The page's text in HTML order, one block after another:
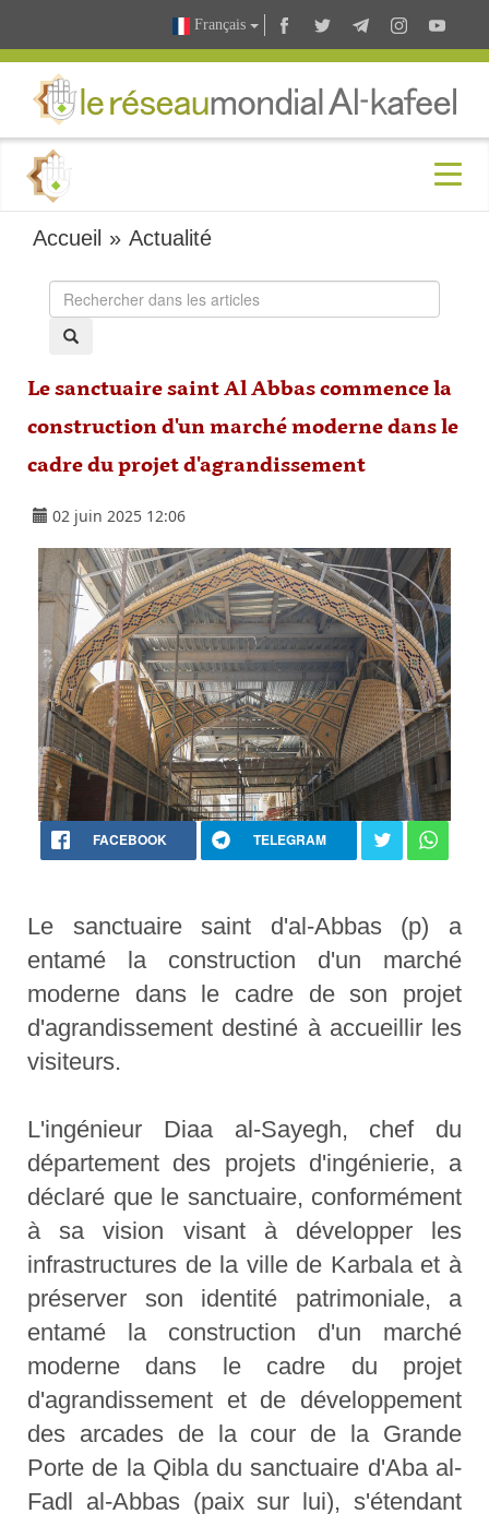
Français
Accueil »Actualité
Le sanctuaire saint Al Abbas commence la
construction d'un marché moderne dans le
cadre du projet d'agrandissement
02 juin 2025 12:06
FACEBOOK TELEGRAM
Le sanctuaire saint d'al-Abbas (p) a
entamé la construction d'un marché
moderne dans le cadre de son projet
d'agrandissement destiné à accueillir les
visiteurs.
L'ingénieur Diaa al-Sayegh, chef du
département des projets d'ingénierie, a
déclaré que le sanctuaire, conformément
à sa vision visant à développer les
infrastructures de la ville de Karbala et à
préserver son identité patrimoniale, a
entamé la construction d'un marché
moderne dans le cadre du projet
d'agrandissement et de développement
des arcades de la cour de la Grande
Porte de la Qibla du sanctuaire d'Aba al-
Fadl al-Abbas (paix sur lui), s'étendant